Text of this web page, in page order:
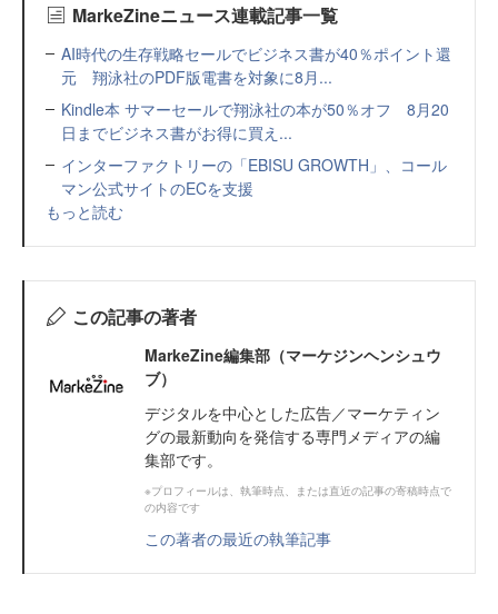
MarkeZineニュース連載記事一覧
AI時代の生存戦略セールでビジネス書が40％ポイント還
元 翔泳社のPDF版電書を対象に8月...
Kindle本 サマーセールで翔泳社の本が50％オフ 8月20
日までビジネス書がお得に買え...
インターファクトリーの「EBISU GROWTH」、コール
マン公式サイトのECを支援
もっと読む
この記事の著者
MarkeZine編集部（マーケジンヘンシュウ
ブ）
デジタルを中心とした広告／マーケティン
グの最新動向を発信する専門メディアの編
集部です。
※プロフィールは、執筆時点、または直近の記事の寄稿時点で
の内容です
この著者の最近の執筆記事